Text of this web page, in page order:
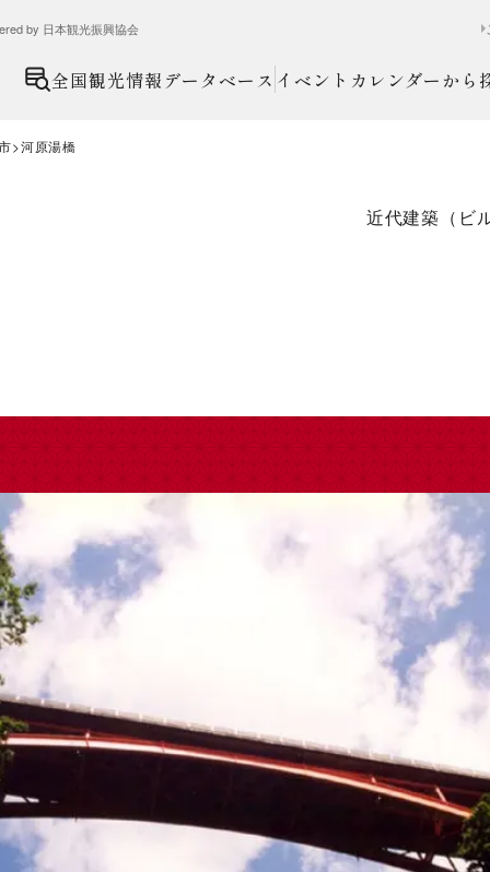
by 日本観光振興協会
全国観光情報データベース イベントカレンダーから
河原湯橋
近代建築（ビ